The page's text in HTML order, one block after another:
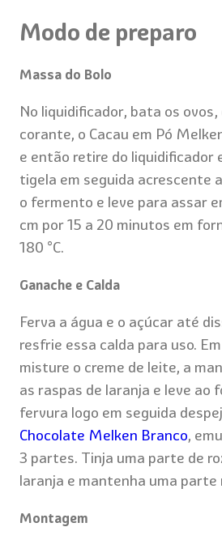
Modo de preparo
Massa do Bolo
No liquidificador, bata os ovos,
corante, o Cacau em Pó
e então retire do liquidificador
tigela em seguida acrescente
o fermento e leve para assar
cm por 15 a 20 minutos em
180 °C.
Ganache e Calda
Ferva a água e o açúcar até
resfrie essa calda para uso.
misture o creme de leite, a
as raspas de laranja e leve ao
fervura logo em seguida
Chocolate Melken Branco,
3 partes. Tinja uma parte de
laranja e mantenha uma parte
Montagem